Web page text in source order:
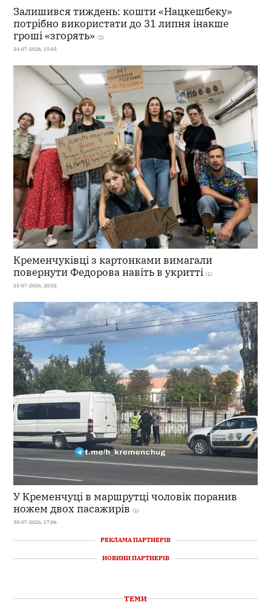
Залишився тиждень: кошти «Нацкешбеку»
потрібно використати до 31 липня інакше
гроші «згорять» (2)
24-07-2026, 15:05
Кременчуківці з картонками вимагали
повернути Федорова навіть в укритті (1)
25-07-2026, 20:02
У Кременчуці в маршрутці чоловік поранив
ножем двох пасажирів (1)
30-07-2026, 17:06
РЕКЛАМА ПАРТНЕРІВ
НОВИНИ ПАРТНЕРІВ
ТЕМИ